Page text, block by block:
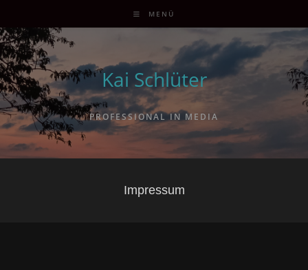
MENÜ
Kai Schlüter
PROFESSIONAL IN MEDIA
Impressum